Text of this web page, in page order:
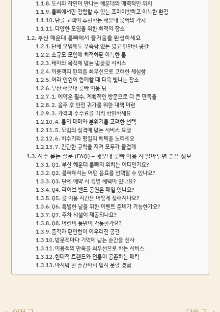
도시와 자연이 만나는 해운대의 매력적인 위치
룸빠에서만 경험할 수 있는 프라이빗하고 아늑한 환경
단골 고객이 추천하는 해운대 룸빠의 가치
다양한 모임을 위한 최적의 장소
부산 해운대 룸빠에서 즐거움을 완성하세요
단체 모임에도 부족함 없는 넓고 편안한 공간
소규모 모임에 최적화된 아늑한 룸
테마와 목적에 맞는 맞춤형 서비스
이용객의 편의를 최우선으로 고려한 세심함
여러 인원이 함께할 때 더욱 빛나는 장소
부산 해운대 룸빠 이용 팁
1. 예약은 필수, 계획적인 방문으로 더 큰 만족을
2. 음주 후 안전 귀가를 위한 대책 마련
3. 가격과 수수료를 미리 확인하세요
4. 룸의 테마와 분위기를 고려한 선택
5. 모임의 성격에 맞는 서비스 요청
6. 비수기와 평일의 혜택을 노리세요
7. 간단한 규칙을 지켜 모두가 즐겁게
자주 묻는 질문 (FAQ) – 해운대 룸빠 이용 시 알아두면 좋은 정보
Q1. 부산 해운대 룸빠의 위치는 어디인가요?
Q2. 룸빠에서는 어떤 음료를 선택할 수 있나요?
Q3. 단체 예약 시 특별 혜택이 있나요?
Q4. 라이브 밴드 공연은 매일 있나요?
Q5. 룸 이용 시간은 어떻게 정해지나요?
Q6. 특별한 날을 위한 이벤트 준비가 가능한가요?
Q7. 주차 시설이 제공되나요?
Q8. 어린이 동반이 가능한가요?
품격과 편안함이 어우러진 공간
방문객마다 기억에 남는 순간을 선사
이용객의 만족을 최우선으로 하는 서비스
현대적 트렌드와 전통이 공존하는 매력
마지막 한 순간까지 잊지 못할 경험